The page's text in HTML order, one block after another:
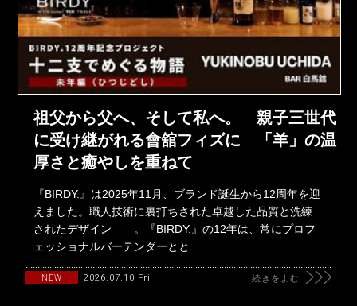
祖父から父へ、そして私へ。 親子三世代
に受け継がれる會舘フィズに 「羊」の温
厚さと癒やしを重ねて
『BIRDY.』は2025年11月、ブランド誕生から12周年を迎
えました。職人技術に裏打ちされた卓越した品質と洗練
されたデザイン――。『BIRDY.』の12年は、常にプロフ
ェッショナルバーテンダーとと
NEW 2026.07.10 Fri 続きをよむ